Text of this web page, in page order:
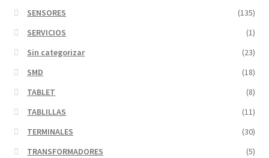
SENSORES
(135)
SERVICIOS
(1)
Sin categorizar
(23)
SMD
(18)
TABLET
(8)
TABLILLAS
(11)
TERMINALES
(30)
TRANSFORMADORES
(5)